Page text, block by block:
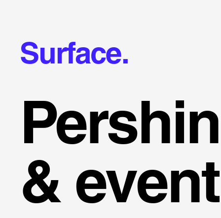
Surface.
&